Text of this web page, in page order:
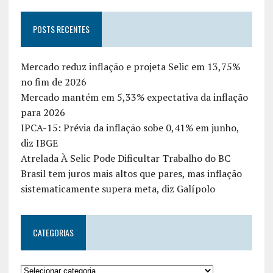
POSTS RECENTES
Mercado reduz inflação e projeta Selic em 13,75%
no fim de 2026
Mercado mantém em 5,33% expectativa da inflação
para 2026
IPCA-15: Prévia da inflação sobe 0,41% em junho,
diz IBGE
Atrelada À Selic Pode Dificultar Trabalho do BC
Brasil tem juros mais altos que pares, mas inflação
sistematicamente supera meta, diz Galípolo
CATEGORIAS